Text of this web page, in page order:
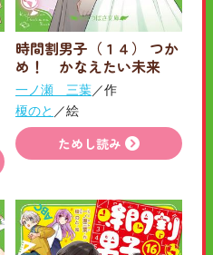
時間割男子（１４） つか
め！ かなえたい未来
一ノ瀬 三葉／作
榎のと ／絵
ためし読み